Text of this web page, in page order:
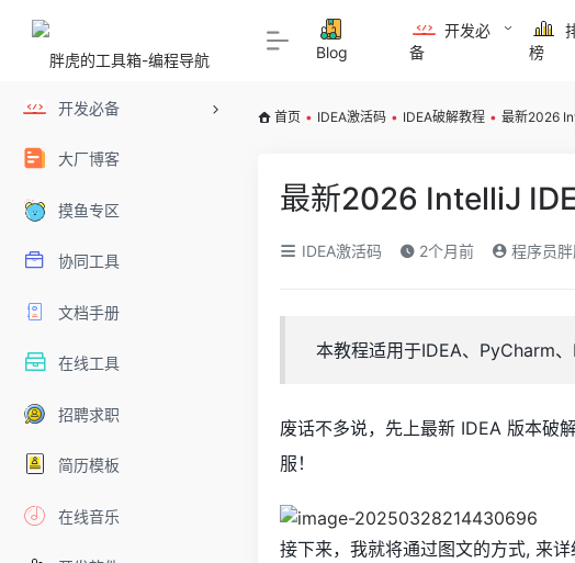
开发必备
大厂博客
摸鱼专区
协同工具
文档手册
在线工具
招聘求职
简历模板
在线音乐
Blog
开发必
备
榜
首页 • IDEA激活码 • IDEA破解教程 • 最新2026
最新2026 IntelliJ
IDEA激活码 2个月前 程序员
本教程适用于IDEA、PyCharm
废话不多说，先上最新 IDEA 版本破
服！
接下来，我就将通过图文的方式, 来